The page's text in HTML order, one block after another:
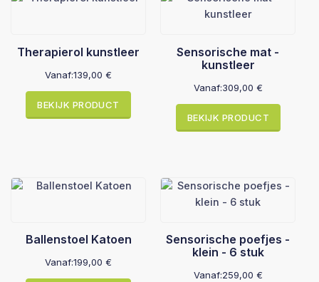
Therapierol kunstleer
Vanaf:139,00€
BEKIJK PRODUCT
Sensorische mat -
kunstleer
Vanaf:309,00 €
BEKIJK PRODUCT
Ballenstoel Katoen
Vanaf:199,00€
Sensorische poefjes -
klein - 6 stuk
Vanaf:259,00 €